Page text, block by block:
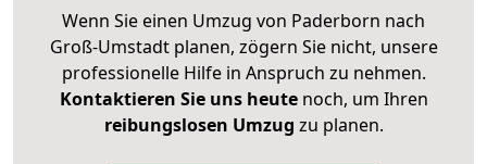
Wenn Sie einen Umzug von Paderborn nach
Groß-Umstadt planen, zögern Sie nicht, unsere
professionelle Hilfe in Anspruch zu nehmen.
Kontaktieren Sie uns heutenoch, um Ihren
reibungslosen Umzug zu planen.